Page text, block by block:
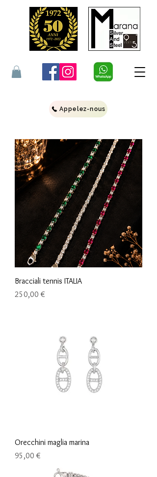
Appelez-nous
Bracciali tennis ITALIA
Prix
250,00 €
Orecchini maglia marina
Prix
95,00 €